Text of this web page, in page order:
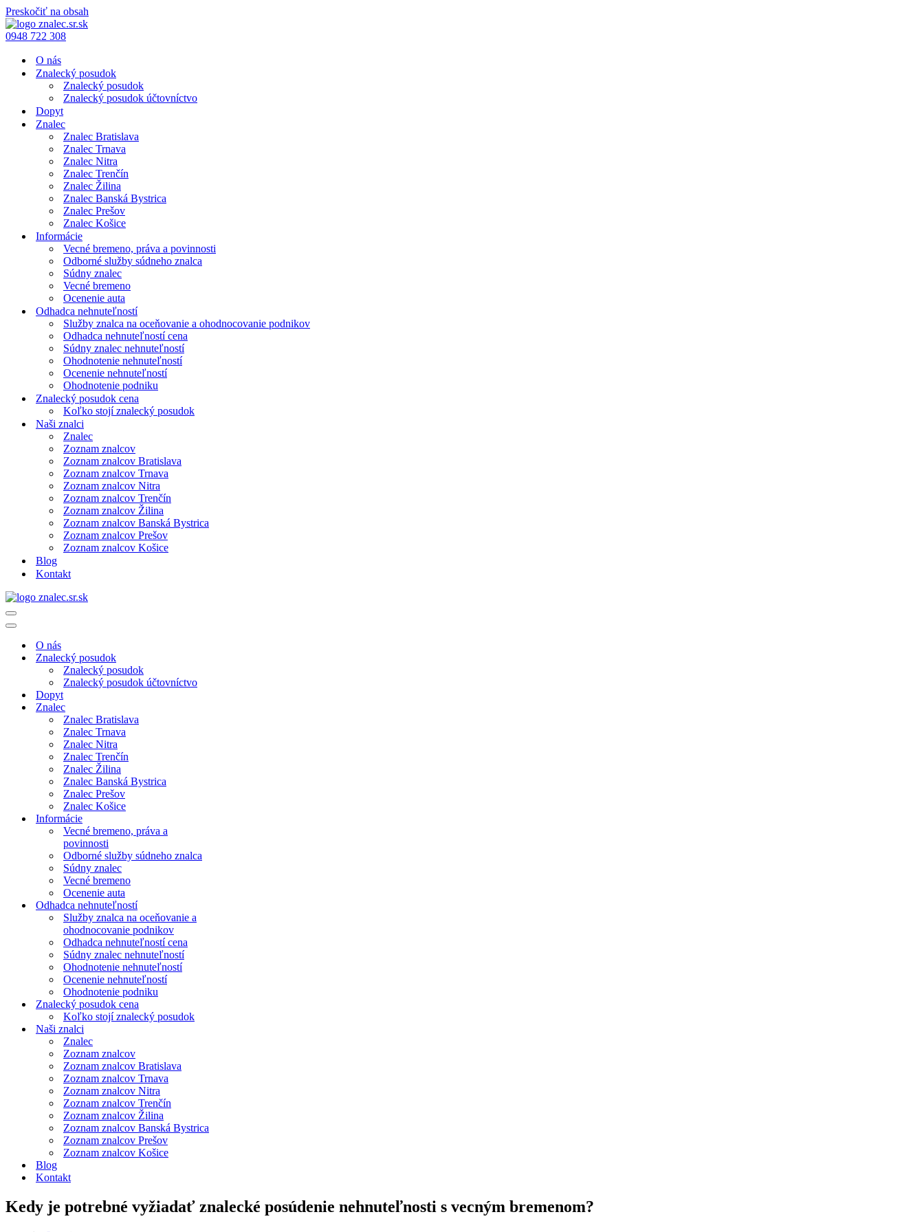
Preskočiť na obsah
0948 722 308
O nás
Znalecký posudok
Znalecký posudok
Znalecký posudok účtovníctvo
Dopyt
Znalec
Znalec Bratislava
Znalec Trnava
Znalec Nitra
Znalec Trenčín
Znalec Žilina
Znalec Banská Bystrica
Znalec Prešov
Znalec Košice
Informácie
Vecné bremeno, práva a povinnosti
Odborné služby súdneho znalca
Súdny znalec
Vecné bremeno
Ocenenie auta
Odhadca nehnuteľností
Služby znalca na oceňovanie a ohodnocovanie podnikov
Odhadca nehnuteľností cena
Súdny znalec nehnuteľností
Ohodnotenie nehnuteľností
Ocenenie nehnuteľností
Ohodnotenie podniku
Znalecký posudok cena
Koľko stojí znalecký posudok
Naši znalci
Znalec
Zoznam znalcov
Zoznam znalcov Bratislava
Zoznam znalcov Trnava
Zoznam znalcov Nitra
Zoznam znalcov Trenčín
Zoznam znalcov Žilina
Zoznam znalcov Banská Bystrica
Zoznam znalcov Prešov
Zoznam znalcov Košice
Blog
Kontakt
Menu
navigácie
Menu
navigácieO nás
Znalecký posudok
Znalecký posudok
Znalecký posudok účtovníctvo
Dopyt
Znalec
Znalec Bratislava
Znalec Trnava
Znalec Nitra
Znalec Trenčín
Znalec Žilina
Znalec Banská Bystrica
Znalec Prešov
Znalec Košice
Informácie
Vecné bremeno, práva a
povinnosti
Odborné služby súdneho znalca
Súdny znalec
Vecné bremeno
Ocenenie auta
Odhadca nehnuteľností
Služby znalca na oceňovanie a
ohodnocovanie podnikov
Odhadca nehnuteľností cena
Súdny znalec nehnuteľností
Ohodnotenie nehnuteľností
Ocenenie nehnuteľností
Ohodnotenie podniku
Znalecký posudok cena
Koľko stojí znalecký posudok
Naši znalci
Znalec
Zoznam znalcov
Zoznam znalcov Bratislava
Zoznam znalcov Trnava
Zoznam znalcov Nitra
Zoznam znalcov Trenčín
Zoznam znalcov Žilina
Zoznam znalcov Banská Bystrica
Zoznam znalcov Prešov
Zoznam znalcov Košice
Blog
Kontakt
Kedy je potrebné vyžiadať znalecké posúdenie nehnuteľnosti s vecným bremenom?